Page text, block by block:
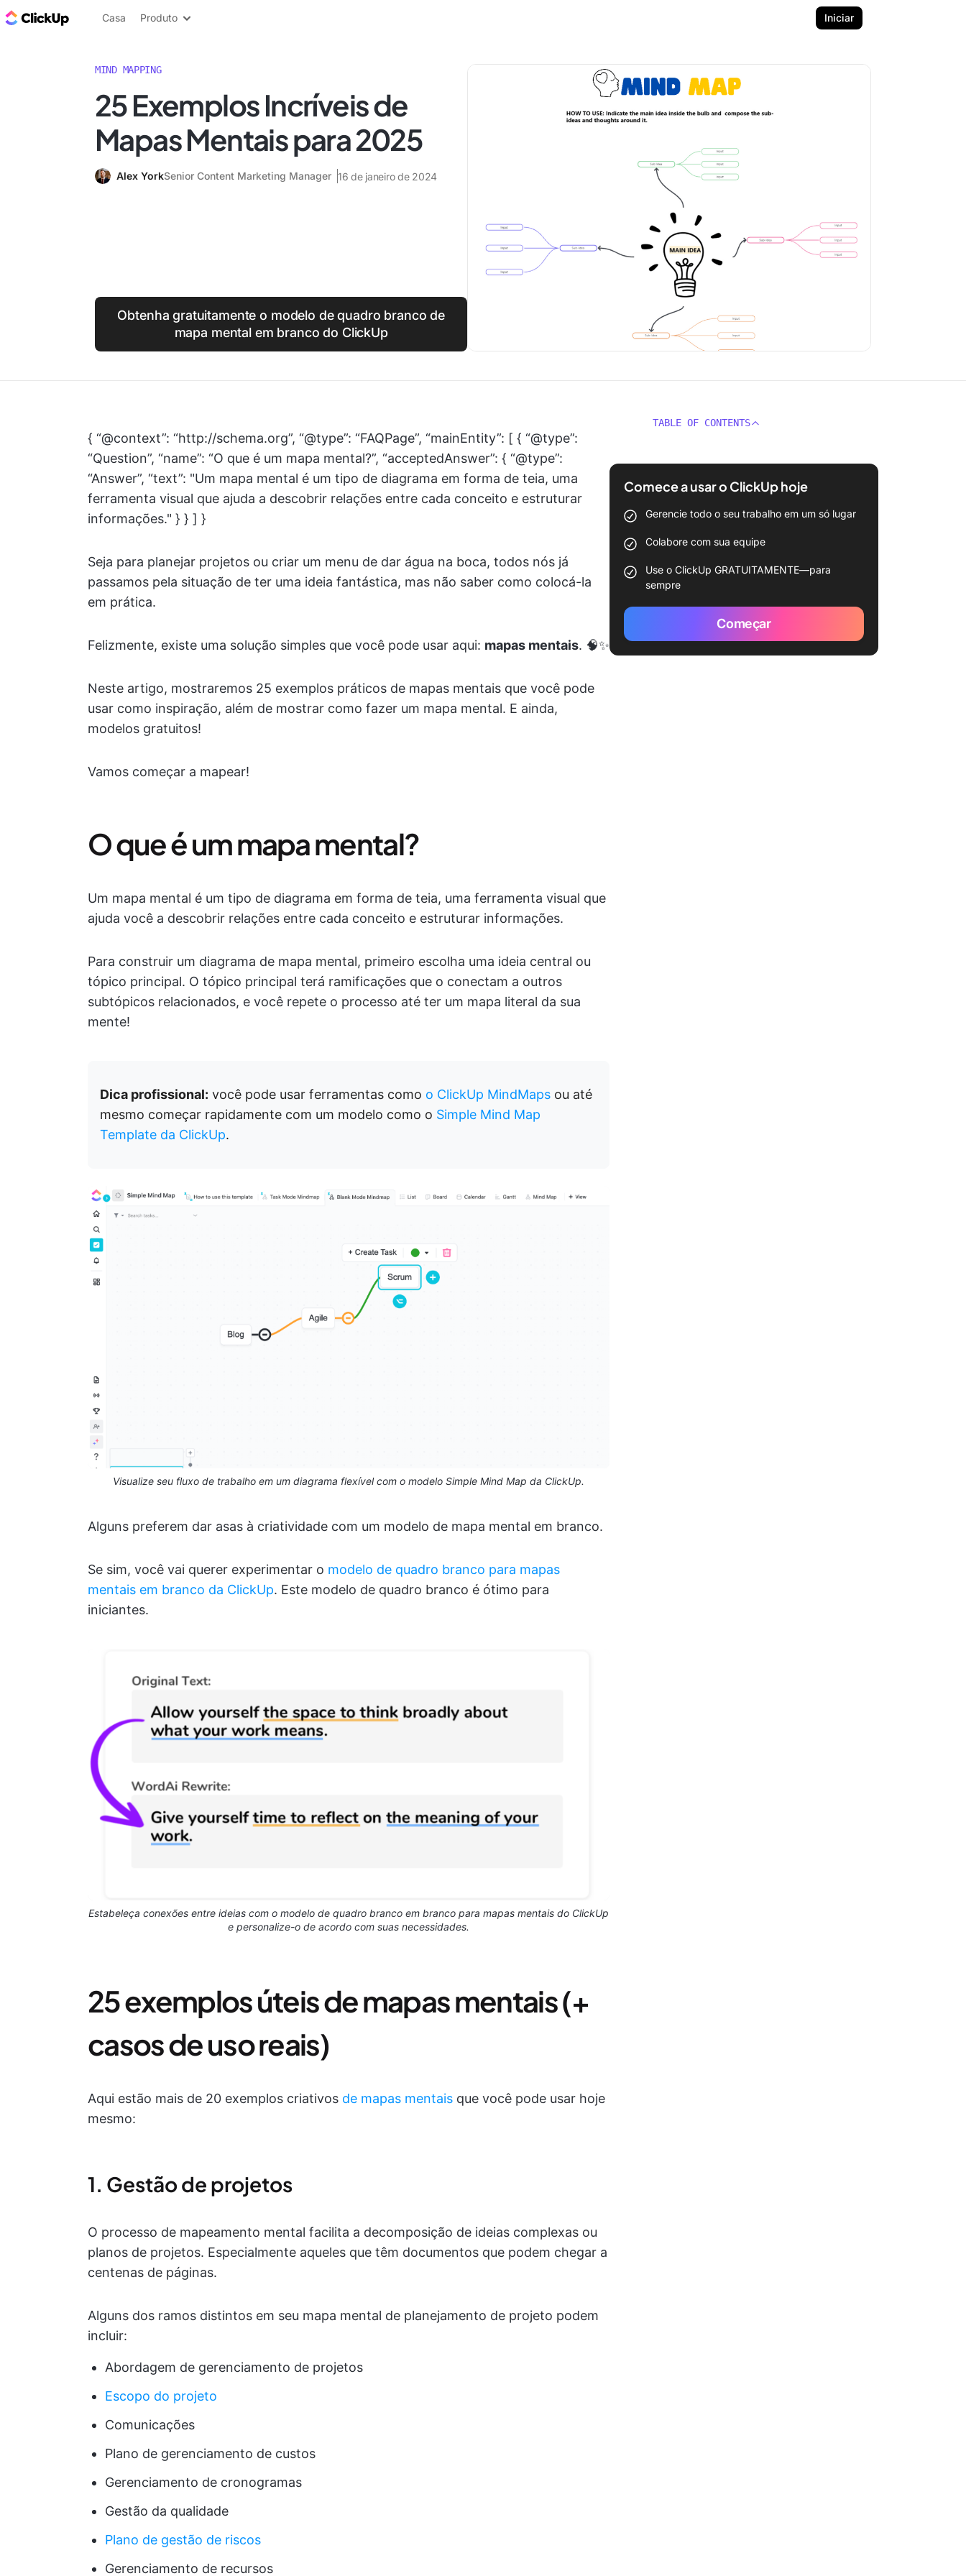
ClickUp Blogue
Casa Produto Iniciar
MIND MAPPING
25 Exemplos Incríveis de
Mapas Mentais para 2025
Alex YorkSenior Content Marketing Manager 16 de janeiro de 2024
Obtenha gratuitamente o modelo de quadro branco de
mapa mental em branco do ClickUp
{ “@context”: “http://schema.org”, “@type”: “FAQPage”, “mainEntity”: [ { “@type”:
“Question”, “name”: “O que é um mapa mental?”, “acceptedAnswer”: { “@type”:
“Answer”, “text”: "Um mapa mental é um tipo de diagrama em forma de teia, uma
ferramenta visual que ajuda a descobrir relações entre cada conceito e estruturar
informações." } } ] }
Seja para planejar projetos ou criar um menu de dar água na boca, todos nós já
passamos pela situação de ter uma ideia fantástica, mas não saber como colocá-la
em prática.
Felizmente, existe uma solução simples que você pode usar aqui: mapas mentais. 🧠✨
Neste artigo, mostraremos 25 exemplos práticos de mapas mentais que você pode
usar como inspiração, além de mostrar como fazer um mapa mental. E ainda,
modelos gratuitos!
Vamos começar a mapear!
O que é um mapa mental?
Um mapa mental é um tipo de diagrama em forma de teia, uma ferramenta visual que
ajuda você a descobrir relações entre cada conceito e estruturar informações.
Para construir um diagrama de mapa mental, primeiro escolha uma ideia central ou
tópico principal. O tópico principal terá ramificações que o conectam a outros
subtópicos relacionados, e você repete o processo até ter um mapa literal da sua
mente!
Dica profissional: você pode usar ferramentas como o ClickUp MindMaps ou até
mesmo começar rapidamente com um modelo como o Simple Mind Map
Template da ClickUp.
Visualize seu fluxo de trabalho em um diagrama flexível com o modelo Simple Mind Map da ClickUp.
Alguns preferem dar asas à criatividade com um modelo de mapa mental em branco.
Se sim, você vai querer experimentar o modelo de quadro branco para mapas
mentais em branco da ClickUp. Este modelo de quadro branco é ótimo para
iniciantes.
Estabeleça conexões entre ideias com o modelo de quadro branco em branco para mapas mentais do ClickUp
e personalize-o de acordo com suas necessidades.
25 exemplos úteis de mapas mentais (+
casos de uso reais)
Aqui estão mais de 20 exemplos criativos de mapas mentais que você pode usar hoje
mesmo:
1. Gestão de projetos
O processo de mapeamento mental facilita a decomposição de ideias complexas ou
planos de projetos. Especialmente aqueles que têm documentos que podem chegar a
centenas de páginas.
Alguns dos ramos distintos em seu mapa mental de planejamento de projeto podem
incluir:
Abordagem de gerenciamento de projetos
Escopo do projeto
Comunicações
Plano de gerenciamento de custos
Gerenciamento de cronogramas
Gestão da qualidade
Plano de gestão de riscos
Gerenciamento de recursos
TABLE OF CONTENTS
Comece a usar o ClickUp hoje
Gerencie todo o seu trabalho em um só lugar
Colabore com sua equipe
Use o ClickUp GRATUITAMENTE—para
sempre
Começar